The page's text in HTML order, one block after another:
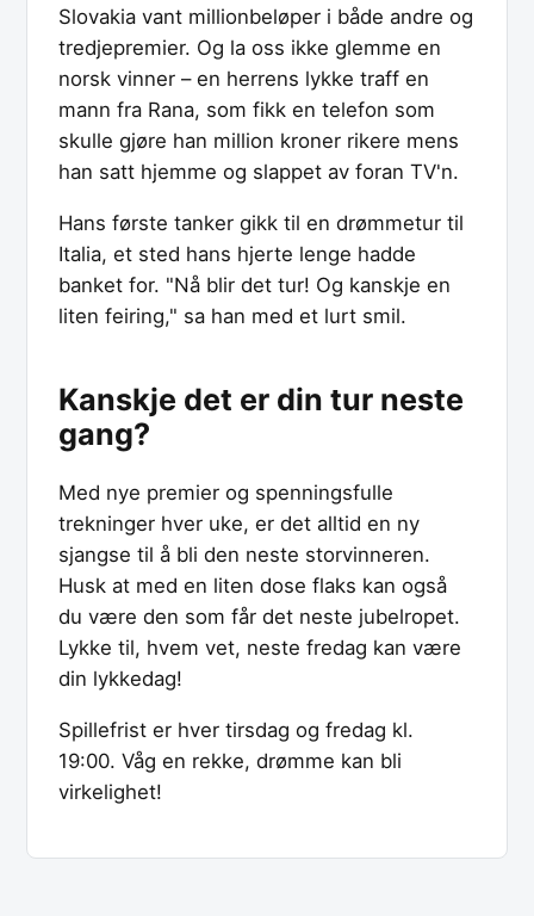
Slovakia vant millionbeløper i både andre og
tredjepremier. Og la oss ikke glemme en
norsk vinner – en herrens lykke traff en
mann fra Rana, som fikk en telefon som
skulle gjøre han million kroner rikere mens
han satt hjemme og slappet av foran TV'n.
Hans første tanker gikk til en drømmetur til
Italia, et sted hans hjerte lenge hadde
banket for. "Nå blir det tur! Og kanskje en
liten feiring," sa han med et lurt smil.
Kanskje det er din tur neste
gang?
Med nye premier og spenningsfulle
trekninger hver uke, er det alltid en ny
sjangse til å bli den neste storvinneren.
Husk at med en liten dose flaks kan også
du være den som får det neste jubelropet.
Lykke til, hvem vet, neste fredag kan være
din lykkedag!
Spillefrist er hver tirsdag og fredag kl.
19:00. Våg en rekke, drømme kan bli
virkelighet!